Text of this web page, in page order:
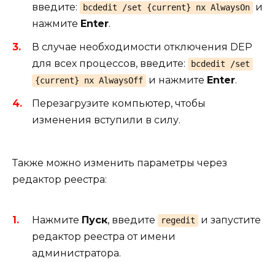
введите:
bcdedit /set {current} nx AlwaysOn
и
нажмите Enter.
В случае необходимости отключения DEP
для всех процессов, введите:
bcdedit /set
{current} nx AlwaysOff
и нажмите Enter.
Перезагрузите компьютер, чтобы
изменения вступили в силу.
Также можно изменить параметры через
редактор реестра:
Нажмите Пуск, введите regedit
и запустите
редактор реестра от имени
администратора.